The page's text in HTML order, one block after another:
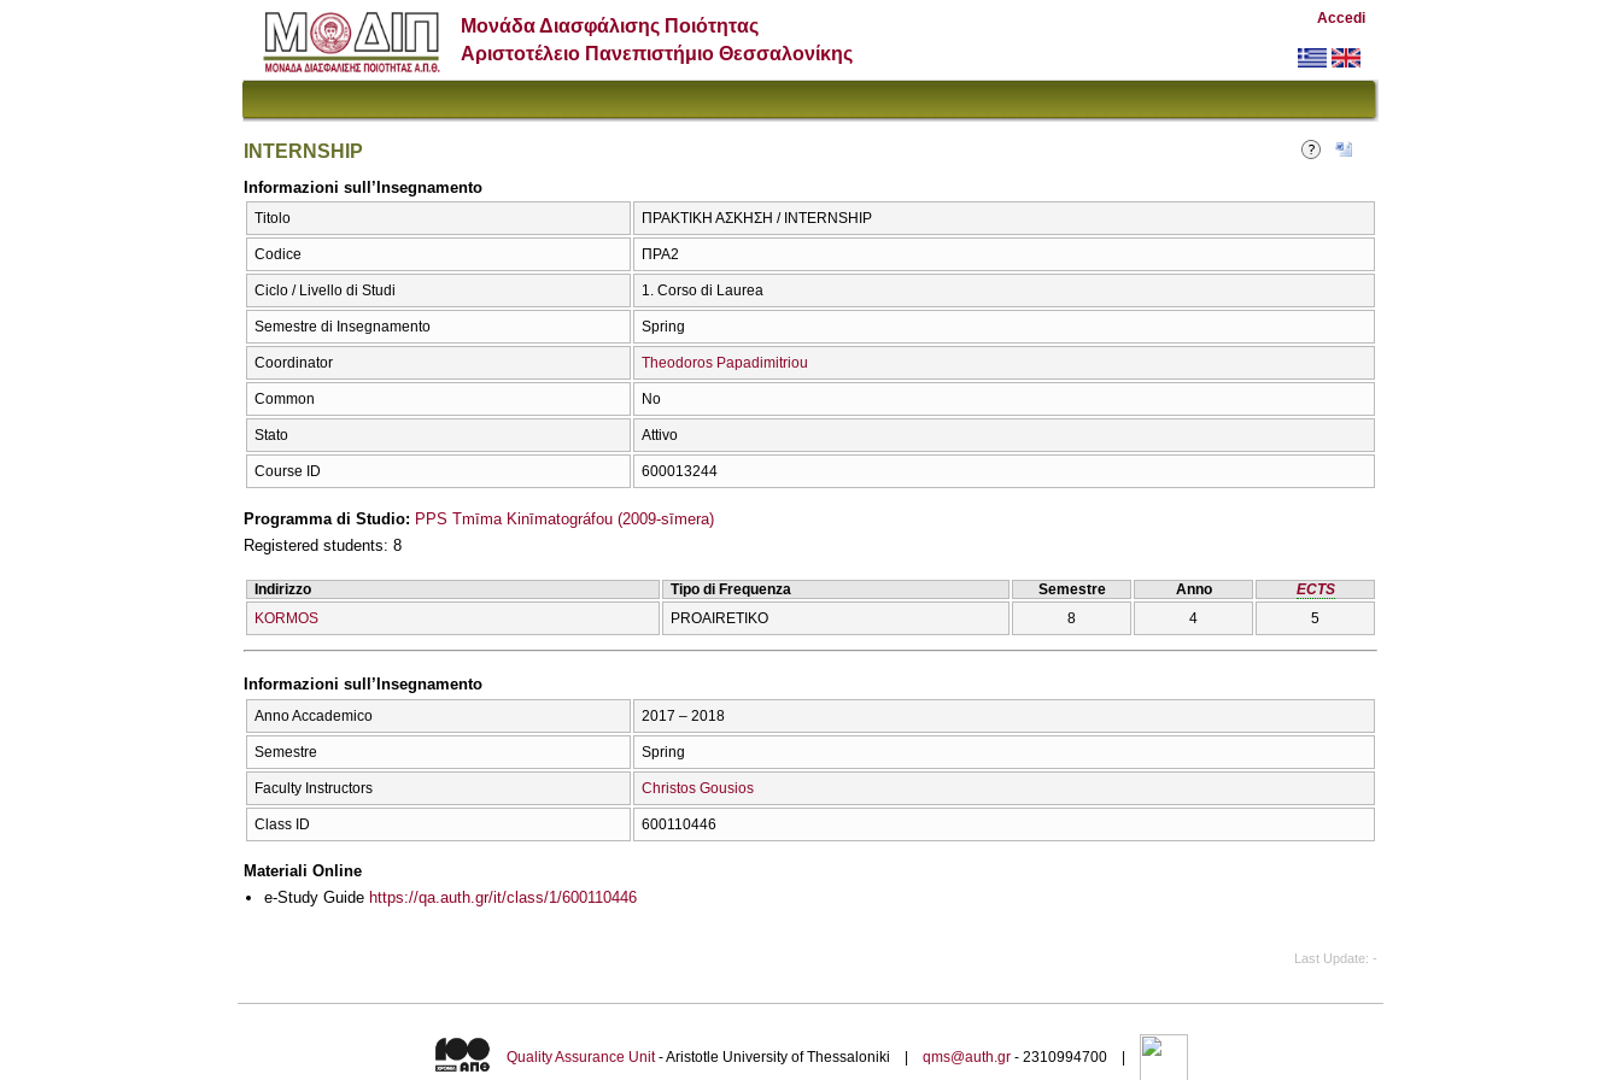
Μονάδα Διασφάλισης Ποιότητας
Αριστοτέλειο Πανεπιστήμιο Θεσσαλονίκης
Accedi
INTERNSHIP
Informazioni sull’Insegnamento
Titolo ΠΡΑΚΤΙΚΗ ΑΣΚΗΣΗ / INTERNSHIP
Codice ΠΡΑ2
Ciclo / Livello di Studi 1. Corso di Laurea
Semestre di Insegnamento Spring
Coordinator Theodoros Papadimitriou
Common No
Stato Attivo
Course ID 600013244
Programma di Studio: PPS Tmīma Kinīmatográfou (2009-sīmera)
Registered students: 8
Indirizzo Tipo di Frequenza Semestre Anno
ECTS
KORMOS
PROAIRETIKO 8 4 5
Informazioni sull’Insegnamento
Anno Accademico 2017 – 2018
Semestre Spring
Faculty Instructors Christos Gousios
Class ID 600110446
Materiali Online
e-Study Guide https://qa.auth.gr/it/class/1/600110446
Last Update -
Quality Assurance Unit- Aristotle University of Thessaloniki | qms@auth.gr- 2310994700 |